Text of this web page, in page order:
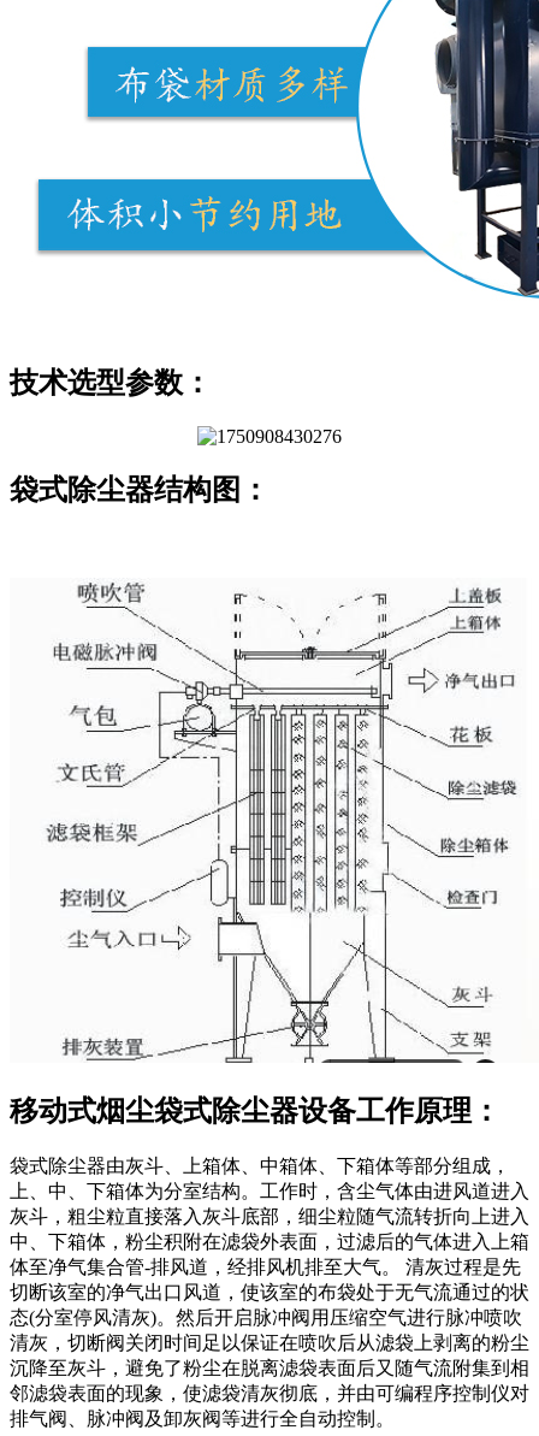
技术选型参数：
袋式除尘器结构图：
移动式烟尘袋式除尘器设备工作原理：
袋式除尘器由灰斗、上箱体、中箱体、下箱体等部分组成，
上、中、下箱体为分室结构。工作时，含尘气体由进风道进入
灰斗，粗尘粒直接落入灰斗底部，细尘粒随气流转折向上进入
中、下箱体，粉尘积附在滤袋外表面，过滤后的气体进入上箱
体至净气集合管-排风道，经排风机排至大气。 清灰过程是先
切断该室的净气出口风道，使该室的布袋处于无气流通过的状
态(分室停风清灰)。然后开启脉冲阀用压缩空气进行脉冲喷吹
清灰，切断阀关闭时间足以保证在喷吹后从滤袋上剥离的粉尘
沉降至灰斗，避免了粉尘在脱离滤袋表面后又随气流附集到相
邻滤袋表面的现象，使滤袋清灰彻底，并由可编程序控制仪对
排气阀、脉冲阀及卸灰阀等进行全自动控制。